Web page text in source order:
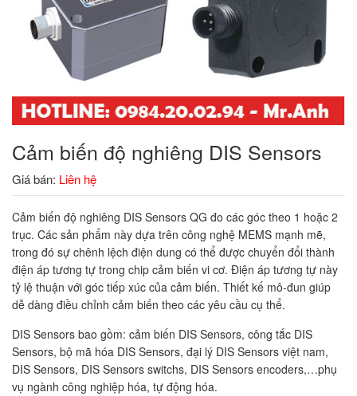
Cảm biến độ nghiêng DIS Sensors
Giá bán: Liên hệ
Cảm biến độ nghiêng DIS Sensors QG đo các góc theo 1 hoặc 2
trục. Các sản phẩm này dựa trên công nghệ MEMS mạnh mẽ,
trong đó sự chênh lệch điện dung có thể được chuyển đổi thành
điện áp tương tự trong chip cảm biến vi cơ. Điện áp tương tự này
tỷ lệ thuận với góc tiếp xúc của cảm biến. Thiết kế mô-đun giúp
dễ dàng điều chỉnh cảm biến theo các yêu cầu cụ thể.
DIS Sensors bao gồm: cảm biến DIS Sensors, công tắc DIS
Sensors, bộ mã hóa DIS Sensors, đại lý DIS Sensors việt nam,
DIS Sensors, DIS Sensors switchs, DIS Sensors encoders,…phụ
vụ ngành công nghiệp hóa, tự động hóa.